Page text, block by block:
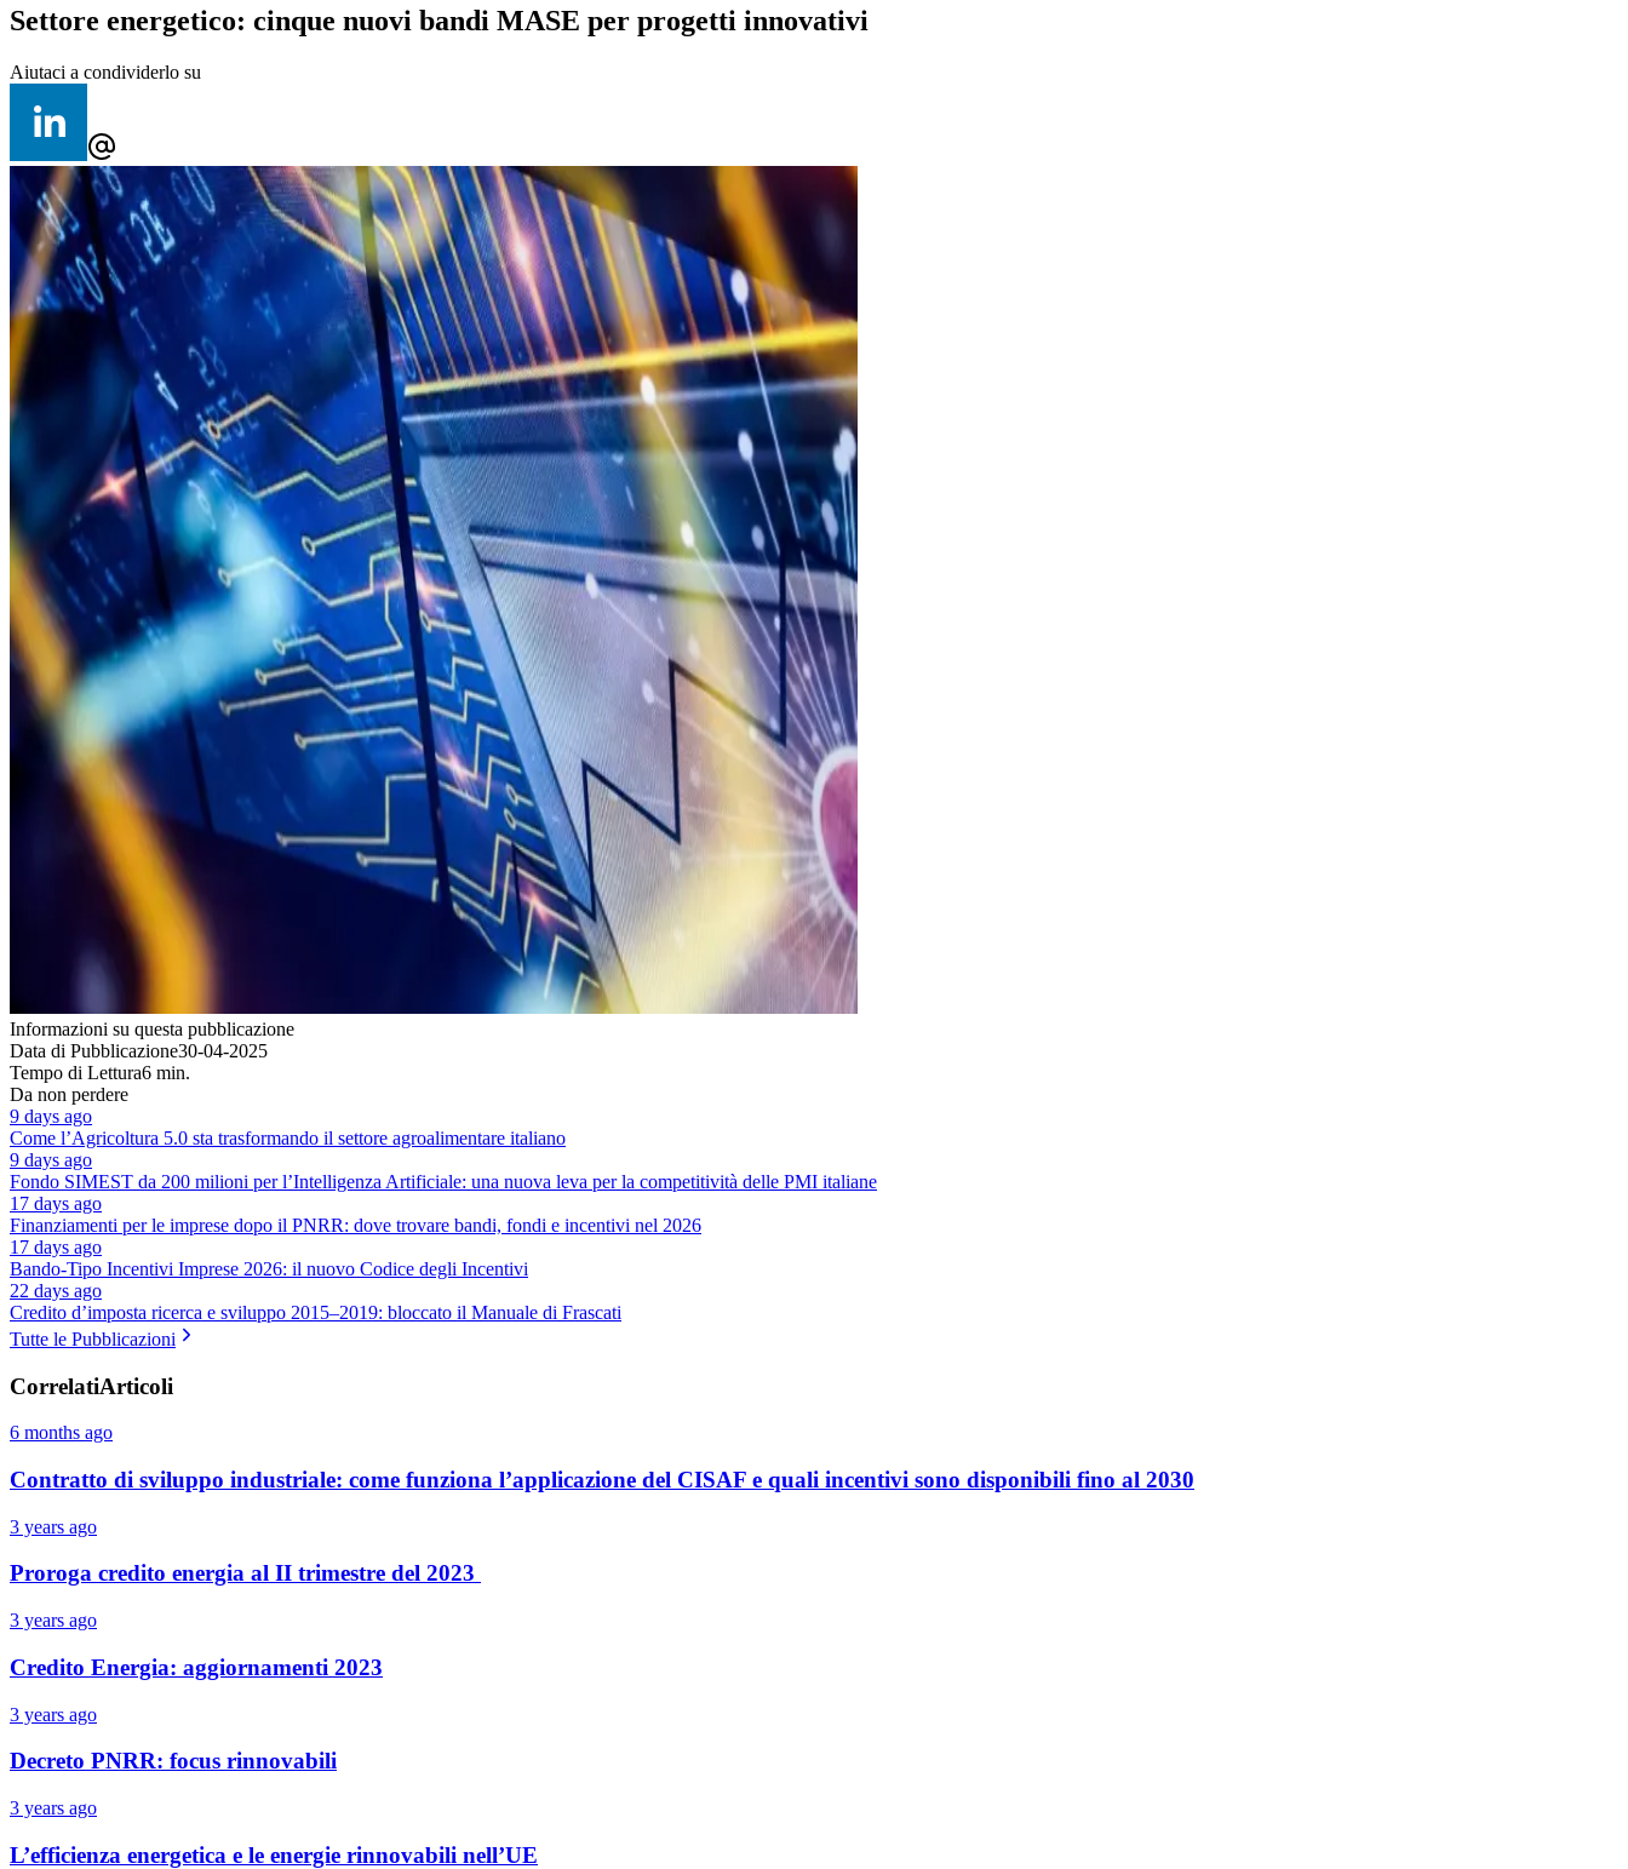
Settore energetico: cinque nuovi bandi MASE per progetti innovativi
Aiutaci a condividerlo su
Informazioni su questa pubblicazione
Data di Pubblicazione30-04-2025
Tempo di Lettura6 min.
Da non perdere
9 days ago
Come l’Agricoltura 5.0 sta trasformando il settore agroalimentare italiano
9 days ago
Fondo SIMEST da 200 milioni per l’Intelligenza Artificiale: una nuova leva per la competitività delle PMI italiane
17 days ago
Finanziamenti per le imprese dopo il PNRR: dove trovare bandi, fondi e incentivi nel 2026
17 days ago
Bando-Tipo Incentivi Imprese 2026: il nuovo Codice degli Incentivi
22 days ago
Credito d’imposta ricerca e sviluppo 2015–2019: bloccato il Manuale di Frascati
Tutte le Pubblicazioni
CorrelatiArticoli
6 months ago
Contratto di sviluppo industriale: come funziona l’applicazione del CISAF e quali incentivi sono disponibili fino al 2030
3 years ago
Proroga credito energia al II trimestre del 2023
3 years ago
Credito Energia: aggiornamenti 2023
3 years ago
Decreto PNRR: focus rinnovabili
3 years ago
L’efficienza energetica e le energie rinnovabili nell’UE